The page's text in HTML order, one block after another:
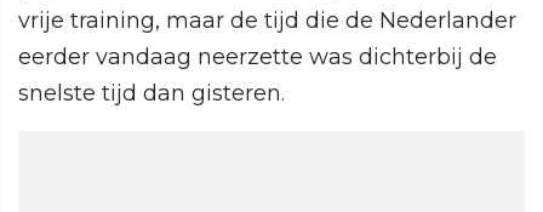
vrije training, maar de tijd die de Nederlander
eerder vandaag neerzette was dichterbij de
snelste tijd dan gisteren.